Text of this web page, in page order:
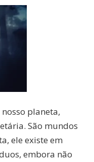
planeta,
São mundos
ele existe em
embora não